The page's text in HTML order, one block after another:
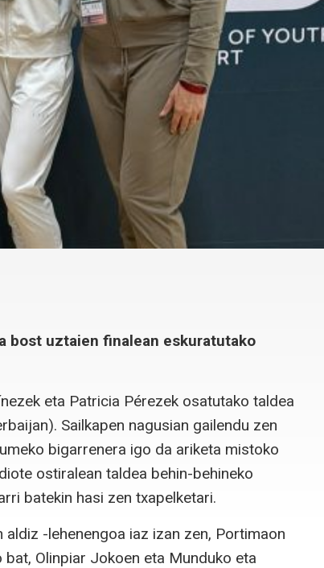
bost uztaien finalean eskuratutako
eta Patricia Pérezek osatutako taldea
Sailkapen nagusian gailendu zen
bigarrenera igo da ariketa mistoko
ostiralean taldea behin-behineko
batekin hasi zen txapelketari.
-lehenengoa iaz izan zen, Portimaon
Olinpiar Jokoen eta Munduko eta